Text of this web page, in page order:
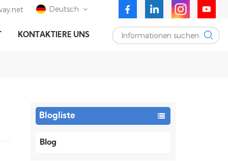
Deutsch
KONTAKTIERE UNS Informationen suchen
Blogliste
Blog